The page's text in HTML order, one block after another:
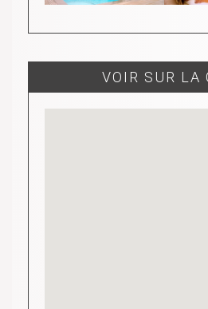
VOIR SUR LA